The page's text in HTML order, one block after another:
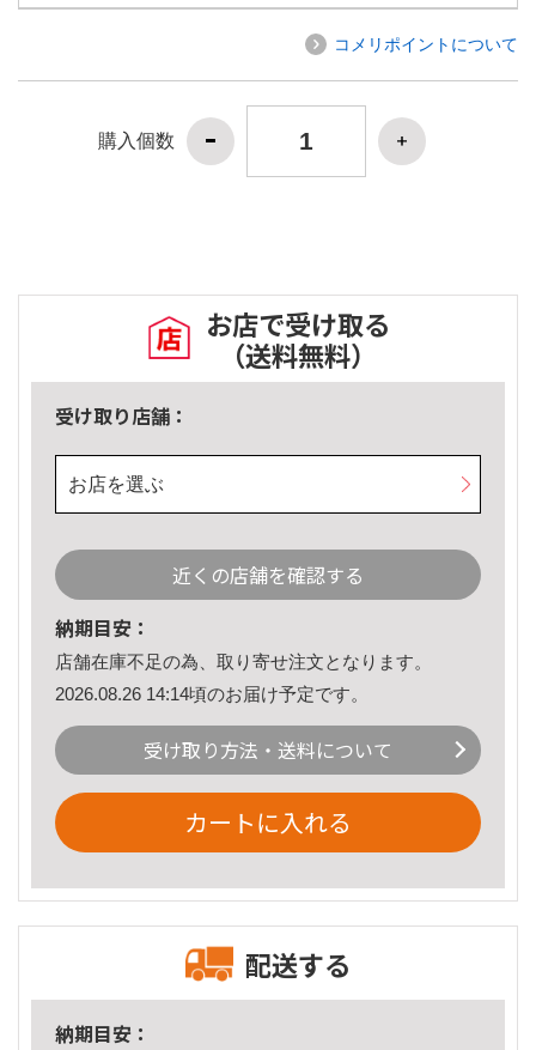
コメリポイントについて
購入個数
お店で受け取る
（送料無料）
受け取り店舗：
お店を選ぶ
近くの店舗を確認する
納期目安：
店舗在庫不足の為、取り寄せ注文となります。
2026.08.26 14:14頃のお届け予定です。
受け取り方法・送料について
カートに入れる
配送する
納期目安：